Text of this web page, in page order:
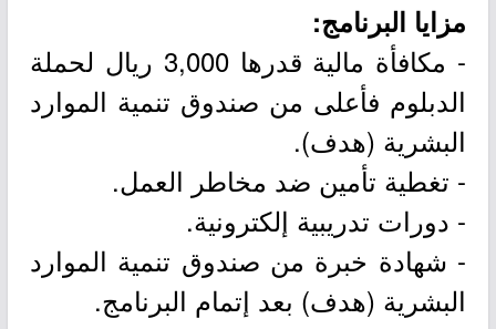
مزايا البرنامج:
- مكافأة مالية قدرها 3,000 ريال لحملة
الدبلوم فأعلى من صندوق تنمية الموارد
البشرية (هدف).
- تغطية تأمين ضد مخاطر العمل.
- دورات تدريبية إلكترونية.
- شهادة خبرة من صندوق تنمية الموارد
البشرية (هدف) بعد إتمام البرنامج.